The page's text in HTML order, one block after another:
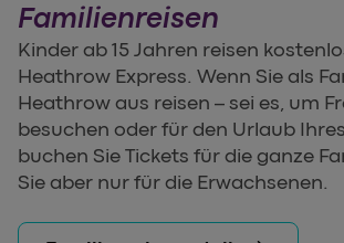
Familienreisen
Kinder ab 15 Jahren reisen
Heathrow Express. Wenn Sie als
Heathrow aus reisen – sei es, um
besuchen oder für den Urlaub
buchen Sie Tickets für die ganze
Sie aber nur für die Erwachsenen.